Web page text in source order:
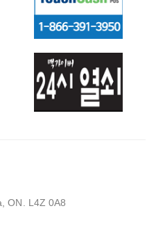
터치 캐쉬
ON. L4Z 0A8